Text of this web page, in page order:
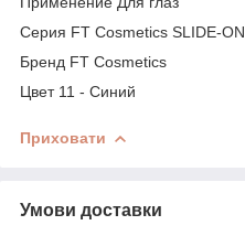
Серия FT Cosmetics SLIDE-ON
Бренд FT Cosmetics
Цвет 11 - Синий
Приховати
Умови доставки